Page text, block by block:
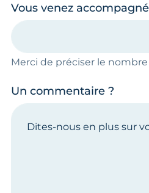
Vous venez
Merci de préciser le
Un commentaire ?